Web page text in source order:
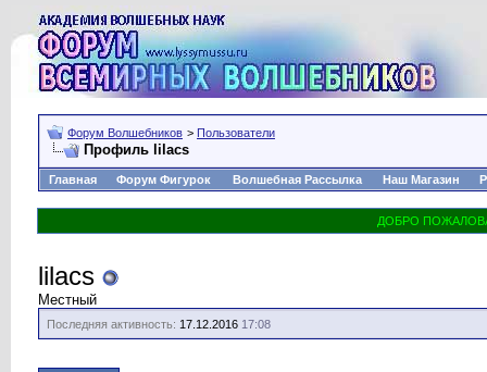
Форум Волшебников > Пользователи
Профиль lilacs
Главная Форум Фигурок Волшебная Рассылка Наш Магазин
lilacs
Местный
Последняя активность: 17.12.2016 17:08